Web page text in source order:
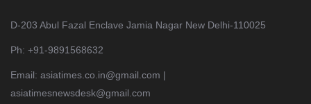
D-203 Abul Fazal Enclave Jamia Nagar New Delhi-110025
Ph: +91-9891568632
Email: asiatimes.co.in@gmail.com |
asiatimesnewsdesk@gmail.com